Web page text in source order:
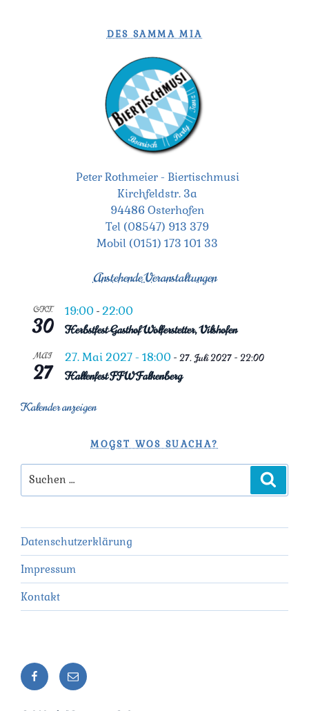
DES SAMMA MIA
Peter Rothmeier - Biertischmusi
Kirchfeldstr. 3a
94486 Osterhofen
Tel (08547) 913 379
Mobil (0151) 173 101 33
Anstehende Veranstaltungen
OKT.
30
19:00 - 22:00
Herbstfest Gasthof Wolferstetter, Vilshofen
MAI
27
27. Mai 2027 - 18:00 - 27. Juli 2027 - 22:00
Hallenfest FFW Falkenberg
Kalender anzeigen
MOGST WOS SUACHA?
Suchen
nach:
Datenschutzerklärung
Impressum
Kontakt
FacebookMail